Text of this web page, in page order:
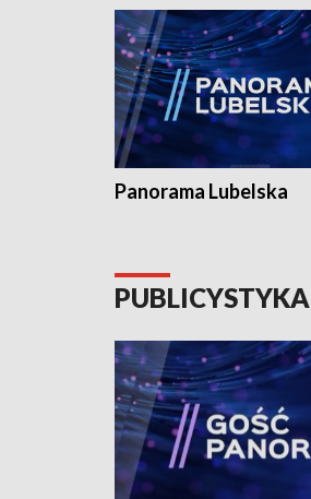
Panorama Lubelska
PUBLICYSTYKA